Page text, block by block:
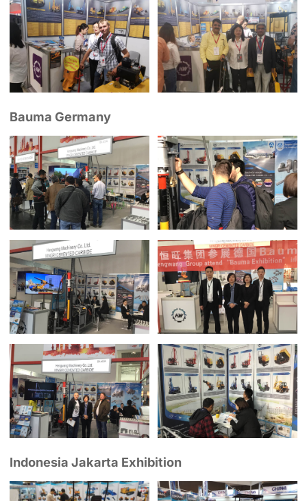
Bauma Germany
Indonesia Jakarta Exhibition